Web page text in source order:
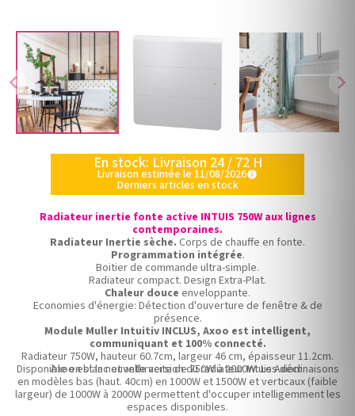
chevron_left chevron_right
En stock: Livraison 24 / 72 H
Livraison estimée le 11/08/2026info
Derniers articles en stock
Radiateur inertie fonte active INTUIS 750W aux lignes
contemporaines.
Radiateur Inertie sèche. Corps de chauffe en fonte.
Programmation intégrée.
Boitier de commande ultra-simple.
Radiateur compact. Design Extra-Plat.
Chaleur douce enveloppante.
Economies d'énergie: Détection d'ouverture de fenêtre & de
présence.
Module Muller Intuitiv INCLUS, Axoo est intelligent,
communiquant et 100% connecté.
Radiateur 750W, hauteur 60.7cm, largeur 46 cm, épaisseur 11.2cm.
Axoo est la nouvelle version du radiateur Intuis Axiom.
Disponible en blanc et anthracite de 750W à 2000W. Les déclinaisons
en modèles bas (haut. 40cm) en 1000W et 1500W et verticaux (faible
largeur) de 1000W à 2000W permettent d'occuper intelligemment les
espaces disponibles.